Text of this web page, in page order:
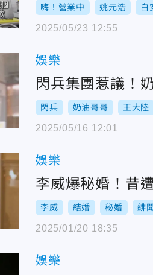
嗨！營業中 姚元浩 白
2025/05/23 12:55
娛樂
閃兵集團惹議！
閃兵 奶油哥哥 王大陸
2025/05/16 12:01
娛樂
李威爆秘婚！昔
李威 結婚 秘婚 緋
2025/01/20 18:35
娛樂